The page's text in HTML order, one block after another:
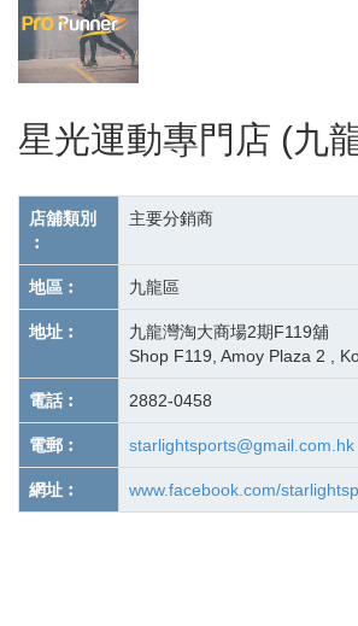
星光運動專門店 (九
店舖類別
︰
主要分銷商
地區︰ 九龍區
地址︰
九龍灣淘大商場2期F119舖
Shop F119, Amoy Plaza 2 ,
電話︰ 2882-0458
電郵︰ starlightsports@gmail.com.hk
網址︰ www.facebook.com/